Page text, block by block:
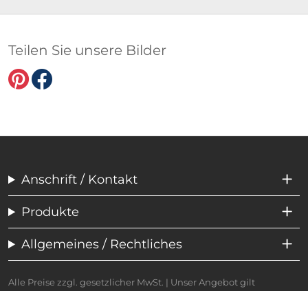
Teilen Sie unsere Bilder
Anschrift / Kontakt
Produkte
Allgemeines / Rechtliches
Alle Preise zzgl. gesetzlicher MwSt. | Unser Angebot gilt